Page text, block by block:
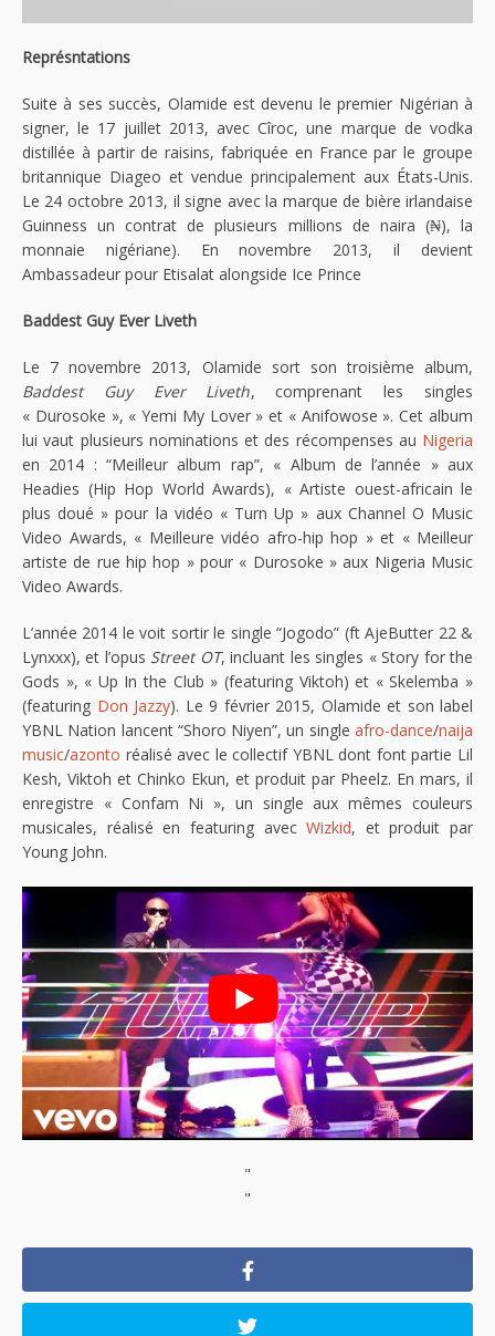
Représntations
Suite à ses succès, Olamide est devenu le premier Nigérian à
signer, le 17 juillet 2013, avec Cîroc, une marque de vodka
distillée à partir de raisins, fabriquée en France par le groupe
britannique Diageo et vendue principalement aux États-Unis.
Le 24 octobre 2013, il signe avec la marque de bière irlandaise
Guinness un contrat de plusieurs millions de naira (₦), la
monnaie nigériane). En novembre 2013, il devient
Ambassadeur pour Etisalat alongside Ice Prince
Baddest Guy Ever Liveth
Le 7 novembre 2013, Olamide sort son troisième album,
Baddest Guy Ever Liveth, comprenant les singles
« Durosoke », « Yemi My Lover » et « Anifowose ». Cet album
lui vaut plusieurs nominations et des récompenses au Nigeria
en 2014 : “Meilleur album rap”, « Album de l’année » aux
Headies (Hip Hop World Awards), « Artiste ouest-africain le
plus doué » pour la vidéo « Turn Up » aux Channel O Music
Video Awards, « Meilleure vidéo afro-hip hop » et « Meilleur
artiste de rue hip hop » pour « Durosoke » aux Nigeria Music
Video Awards.
L’année 2014 le voit sortir le single “Jogodo” (ft AjeButter 22 &
Lynxxx), et l’opus Street OT, incluant les singles « Story for the
Gods », « Up In the Club » (featuring Viktoh) et « Skelemba »
(featuring Don Jazzy). Le 9 février 2015, Olamide et son label
YBNL Nation lancent “Shoro Niyen”, un single afro-dance/naija
music/azonto réalisé avec le collectif YBNL dont font partie Lil
Kesh, Viktoh et Chinko Ekun, et produit par Pheelz. En mars, il
enregistre « Confam Ni », un single aux mêmes couleurs
musicales, réalisé en featuring avecWizkid, et produit par
Young John.
"
"